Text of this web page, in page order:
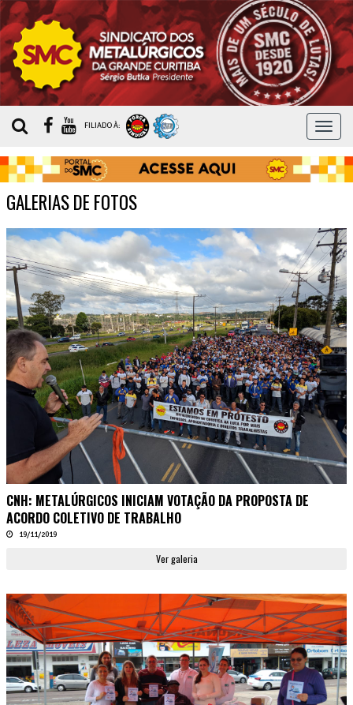
MENU
FILIADO À:
GALERIAS DE FOTOS
CNH: METALÚRGICOS INICIAM VOTAÇÃO DA PROPOSTA DE
ACORDO COLETIVO DE TRABALHO
19/11/2019
Ver galeria